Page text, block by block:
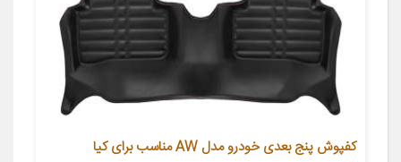
کفپوش پنج بعدی خودرو مدل AW مناسب برای کیا